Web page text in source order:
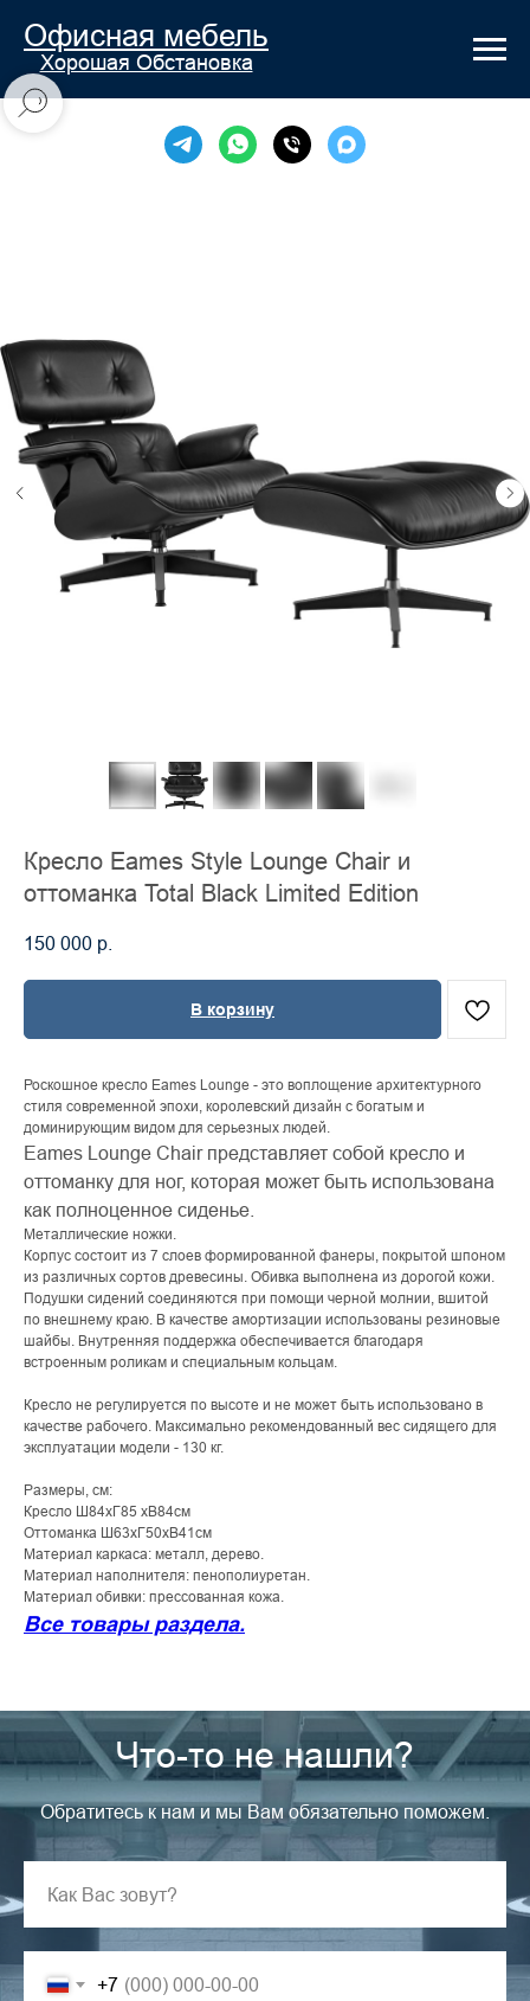
Офисная мебель
Хорошая Обстановка
Кресло Eames Style Lounge Chair и
оттоманка Total Black Limited Edition
150 000 р.
В корзину
Роскошное кресло Eames Lounge - это воплощение архитектурного
стиля современной эпохи, королевский дизайн с богатым и
доминирующим видом для серьезных людей.
Eames Lounge Chair представляет собой кресло и
оттоманку для ног, которая может быть использована
как полноценное сиденье.
Металлические ножки.
Корпус состоит из 7 слоев формированной фанеры, покрытой шпоном
из различных сортов древесины. Обивка выполнена из дорогой кожи.
Подушки сидений соединяются при помощи черной молнии, вшитой
по внешнему краю. В качестве амортизации использованы резиновые
шайбы. Внутренняя поддержка обеспечивается благодаря
встроенным роликам и специальным кольцам.
Кресло не регулируется по высоте и не может быть использовано в
качестве рабочего. Максимально рекомендованный вес сидящего для
эксплуатации модели - 130 кг.
Размеры, см:
Кресло Ш84хГ85 хВ84см
Оттоманка Ш63хГ50хВ41см
Материал каркаса: металл, дерево.
Материал наполнителя: пенополиуретан.
Материал обивки: прессованная кожа.
Все товары раздела.
Что-то не нашли?
Обратитесь к нам и мы Вам обязательно поможем.
+7